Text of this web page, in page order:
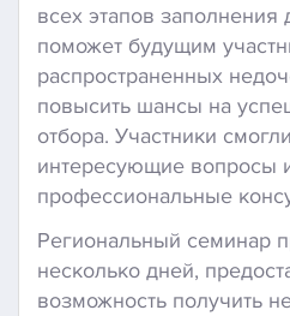
всех этапов заполнения
поможет будущим
распространенных
повысить шансы на
отбора. Участники
интересующие вопросы
профессиональные
Региональный семинар
несколько дней,
возможность получить